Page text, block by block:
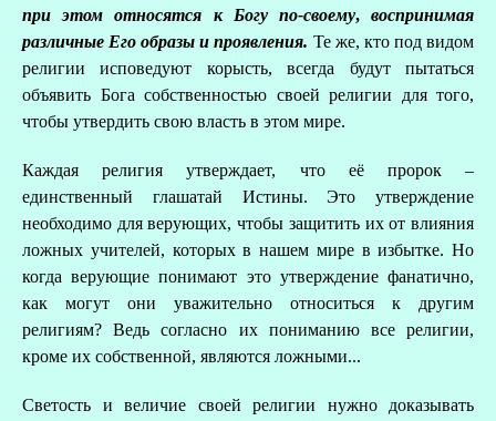
при этом относятся к Богу по-своему,воспринимая
различные Его образы и проявления. Те же, кто под видом
религии исповедуют корысть, всегда будут пытаться
объявить Бога собственностью своей религии для того,
чтобы утвердить свою власть в этом мире.
Каждая религия утверждает, что её пророк –
единственный глашатай Истины. Это утверждение
необходимо для верующих, чтобы защитить их от влияния
ложных учителей, которых в нашем мире в избытке. Но
когда верующие понимают это утверждение фанатично,
как могут они уважительно относиться к другим
религиям? Ведь согласно их пониманию все религии,
кроме их собственной, являются ложными...
Светость и величие своей религии нужно доказывать